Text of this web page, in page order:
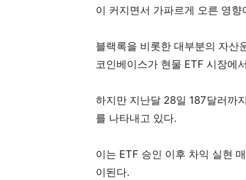
이 커지면서 가파르게 오른 영향
블랙록을 비롯한 대부분의 자산
코인베이스가 현물 ETF 시장에
하지만 지난달 28일 187달러까
를 나타내고 있다.
이는 ETF 승인 이후 차익 실현
이된다.